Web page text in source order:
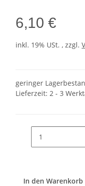
6,10 €
inkl. 19% USt. , zzgl.
geringer
Lieferzeit: 2 - 3
In den Warenkorb